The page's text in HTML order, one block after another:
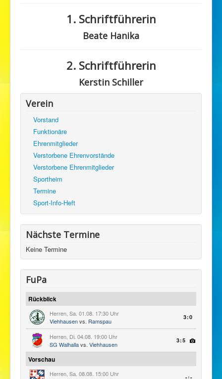
1. Schriftführerin
Beate Hanika
2. Schriftführerin
Kerstin Schiller
Verein
Vorstand
Funktionäre
Ehrenmitglieder
Verstorbene Ehrenvorstände
Verstorbene Ehrenmitglieder
Sportheim
Termine
Sport-Info-Heft
Nächste Termine
Keine Termine
FuPa
Rückblick
Herren, Sa. 01.08. 17:30 Uhr
Viehhausenvs. Ramspau
3:0
Herren, Di. 04.08. 19:00 Uhr
SG Walhallavs. Viehhausen
3:5
Vorschau
Herren, Sa. 08.08. 15:00 Uhr
-:-